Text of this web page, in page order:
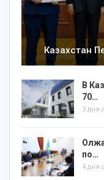
Казахстан
В
70…
3 дня
по…
4 дня